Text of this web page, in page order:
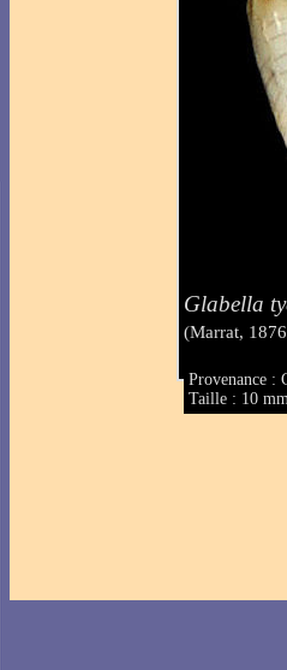
Glabella
(Marrat,
Provenance :
Taille : 10